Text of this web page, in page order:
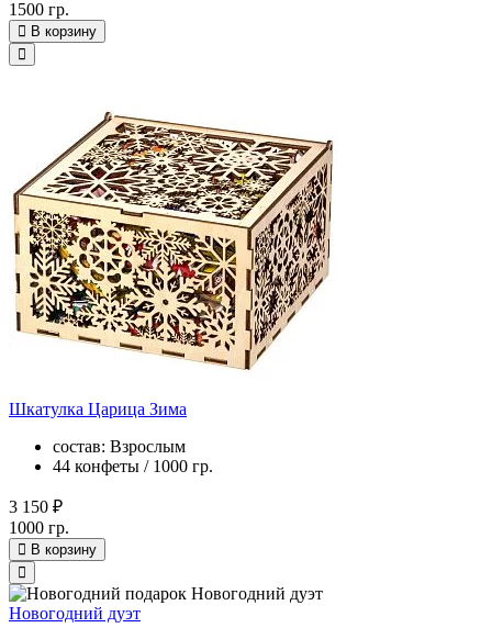
1500 гр.
В корзину
Шкатулка Царица Зима
состав: Взрослым
44 конфеты / 1000 гр.
3 150 ₽
1000 гр.
В корзину
Новогодний дуэт